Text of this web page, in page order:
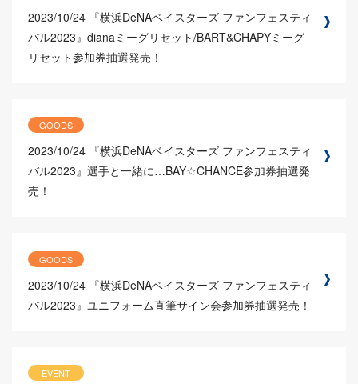
2023/10/24 『横浜DeNAベイスターズ ファンフェスティ
バル2023』dianaミーグリセット/BART&CHAPYミーグ
リセット参加券抽選発売！
GOODS
2023/10/24 『横浜DeNAベイスターズ ファンフェスティ
バル2023』選手と一緒に…BAY☆CHANCE参加券抽選発
売！
GOODS
2023/10/24 『横浜DeNAベイスターズ ファンフェスティ
バル2023』ユニフォーム直筆サイン会参加券抽選発売！
EVENT